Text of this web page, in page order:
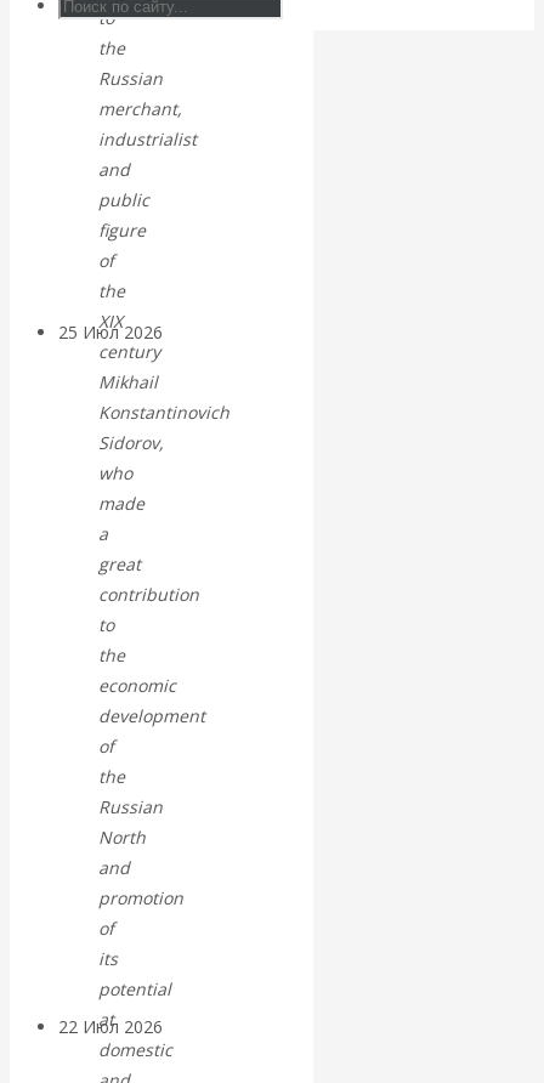
Валентин
КАтасонов.
Может ли
Америка
покинуть НАТО?
25 Июл 2026
интервью и беседы
«Об этом
молчат»:
экономист
Валентин
Катасонов
считает, что
кризис в
банковской
сфере России
уже начался
22 Июл 2026
to
the
Russian
merchant,
industrialist
and
public
figure
of
the
XIX
century
Mikhail
Konstantinovich
Sidorov,
who
made
a
great
contribution
to
the
economic
development
of
the
Russian
North
and
promotion
of
its
potential
at
domestic